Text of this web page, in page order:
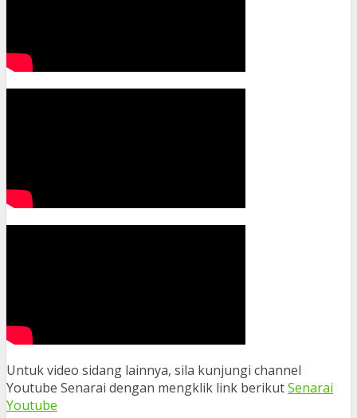
Untuk video sidang lainnya, sila kunjungi channel
Youtube Senarai dengan mengklik link berikutSenarai
Youtube